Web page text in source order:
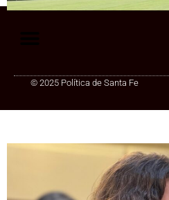
© 2025 Política de Santa Fe